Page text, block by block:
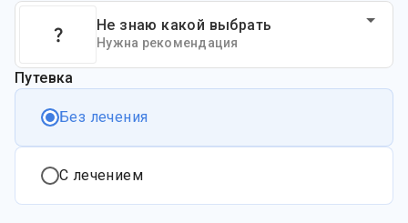
Не знаю какой выбрать
Нужна рекомендация
Путевка
Без лечения
С лечением